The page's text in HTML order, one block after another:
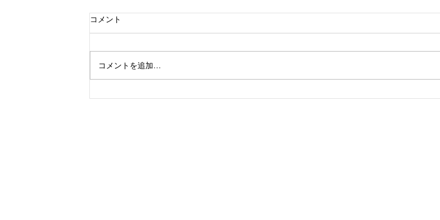
京都 Wcup 作
コメント
コメントを追加…